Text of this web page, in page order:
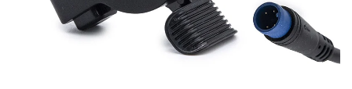
Aparatori (aripi)
Cricuri trotineta